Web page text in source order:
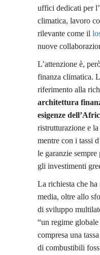
uffici dedicati per
climatica, lavoro
rilevante come il
nuove
L’attenzione è,
finanza climatica.
riferimento alla
architettura
esigenze
ristrutturazione e
mentre con i tassi
le garanzie
gli investimenti
La richiesta che
media, oltre allo
di sviluppo
“un regime
compresa una
di combustibili